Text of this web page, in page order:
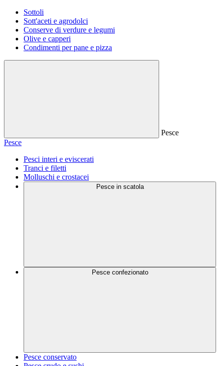
Sottoli
Sott'aceti e agrodolci
Conserve di verdure e legumi
Olive e capperi
Condimenti per pane e pizza
Pesce
Pesce
Pesci interi e eviscerati
Tranci e filetti
Molluschi e crostacei
Pesce in scatola
Pesce confezionato
Pesce conservato